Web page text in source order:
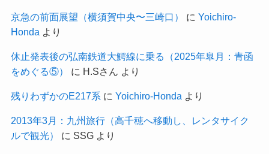
京急の前面展望（横須賀中央〜三崎口） に Yoichiro-
Honda より
休止発表後の弘南鉄道大鰐線に乗る（2025年皐月：青函
をめぐる⑤）
に H.Sさん より
残りわずかのE217系 に Yoichiro-Honda より
2013年3月：九州旅行（高千穂へ移動し、レンタサイク
ルで観光）
に SSGより